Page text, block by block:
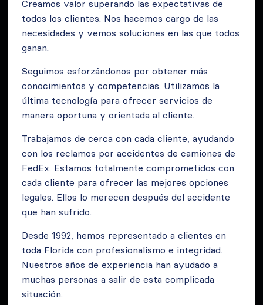
Creamos valor superando las expectativas de
todos los clientes. Nos hacemos cargo de las
necesidades y vemos soluciones en las que todos
ganan.
Seguimos esforzándonos por obtener más
conocimientos y competencias. Utilizamos la
última tecnología para ofrecer servicios de
manera oportuna y orientada al cliente.
Trabajamos de cerca con cada cliente, ayudando
con los reclamos por accidentes de camiones de
FedEx. Estamos totalmente comprometidos con
cada cliente para ofrecer las mejores opciones
legales. Ellos lo merecen después del accidente
que han sufrido.
Desde 1992, hemos representado a clientes en
toda Florida con profesionalismo e integridad.
Nuestros años de experiencia han ayudado a
muchas personas a salir de esta complicada
situación.